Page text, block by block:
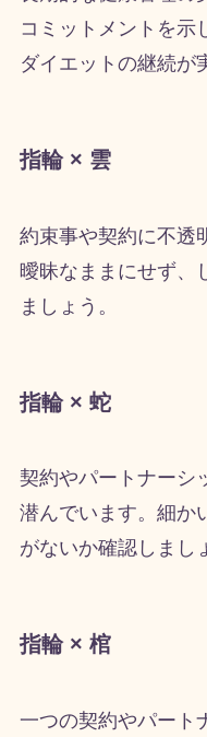
コミットメントを示
ダイエットの継続が
指輪 × 雲
約束事や契約に不透
曖昧なままにせず、
ましょう。
指輪 × 蛇
契約やパートナーシ
潜んでいます。細か
がないか確認しまし
指輪 × 棺
一つの契約やパート